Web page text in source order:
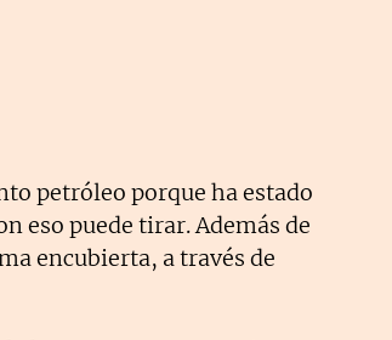
petróleo porque ha estado
eso puede tirar. Además de
encubierta, a través de